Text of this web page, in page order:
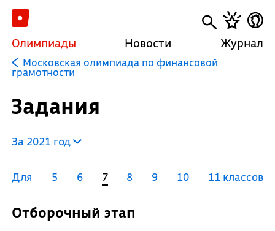
Олимпиады Новости Журнал
Московская олимпиада по финансовой
грамотности
Задания
За 2021 год
Для 5 6 7 8 9 10 11 классов
Отборочный этап